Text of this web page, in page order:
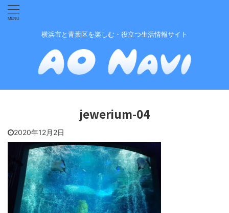
横浜市と青葉区を楽しむ・役立つ生活情報サイト
jewerium-04
2020年12月2日